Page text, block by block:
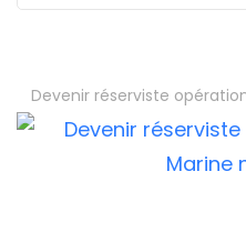
Devenir réserviste